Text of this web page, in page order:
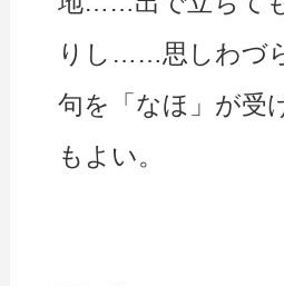
りし……思しわづ
句を「なほ」が受
もよい。